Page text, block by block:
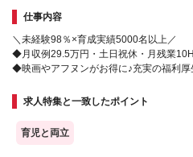
仕事内容
＼未経験98％×育成実績5000名以上／
◆月収例29.5万円・土日祝休・月残業
◆映画やアフヌンがお得に♪充実の福利厚
◆Web面接1回＆最短即日内定
求人特集と一致したポイント
育児と両立